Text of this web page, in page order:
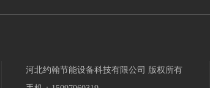
河北约翰节能设备科技有限公司 版权所有